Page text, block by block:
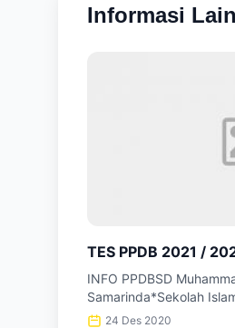
Informasi
TES PPDB 2021 /
INFO PPDBSD
Samarinda*Sekolah
24 Des 2020